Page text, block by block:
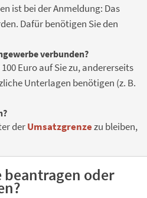
ist bei der Anmeldung: Das
Dafür benötigen Sie den
verbunden?
Euro auf Sie zu, andererseits
Unterlagen benötigen (z. B.
derUmsatzgrenzezu bleiben,
oder